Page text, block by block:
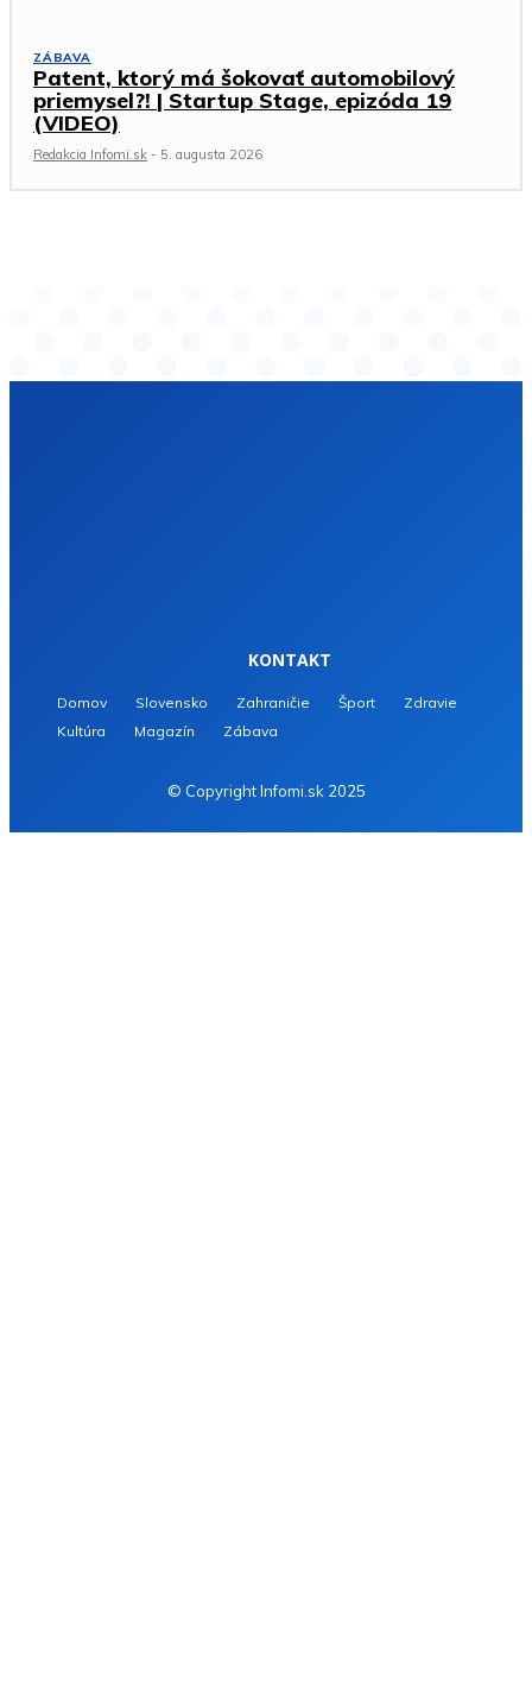
ZÁBAVA
Patent, ktorý má šokovať automobilový
priemysel?! | Startup Stage, epizóda 19
(VIDEO)
Redakcia Infomi.sk - 5. augusta 2026
KONTAKT
Domov Slovensko Zahraničie Šport
Zdravie
Kultúra
Magazín Zábava
© Copyright Infomi.sk 2025